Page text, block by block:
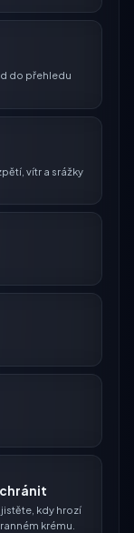
do přehledu
vítr a srážky
chránit
kdy hrozí
krému.